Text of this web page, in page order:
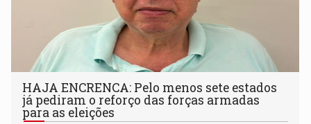
HAJA ENCRENCA: Pelo menos sete estados
já pediram o reforço das forças armadas
para as eleições